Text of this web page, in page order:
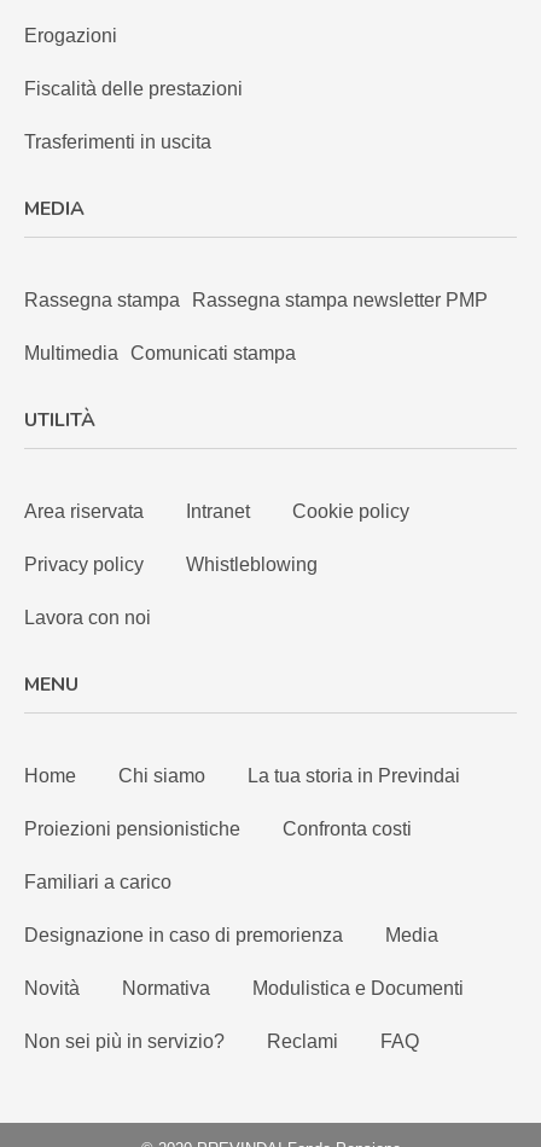
Erogazioni
Fiscalità delle prestazioni
Trasferimenti in uscita
MEDIA
Rassegna stampa Rassegna stampa newsletter PMP
Multimedia Comunicati stampa
UTILITÀ
Area riservata Intranet Cookie policy
Privacy policy Whistleblowing
Lavora con noi
MENU
Home Chi siamo La tua storia in Previndai
Proiezioni pensionistiche Confronta costi
Familiari a carico
Designazione in caso di premorienza Media
Novità Normativa Modulistica e Documenti
Non sei più in servizio? Reclami FAQ